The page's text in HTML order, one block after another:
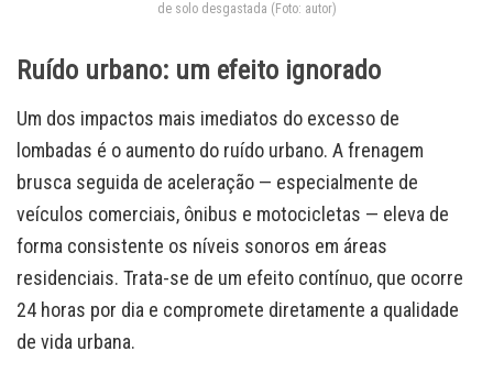
de solo desgastada (Foto: autor)
Ruído urbano: um efeito ignorado
Um dos impactos mais imediatos do excesso de
lombadas é o aumento do ruído urbano. A frenagem
brusca seguida de aceleração — especialmente de
veículos comerciais, ônibus e motocicletas — eleva de
forma consistente os níveis sonoros em áreas
residenciais. Trata-se de um efeito contínuo, que ocorre
24 horas por dia e compromete diretamente a qualidade
de vida urbana.